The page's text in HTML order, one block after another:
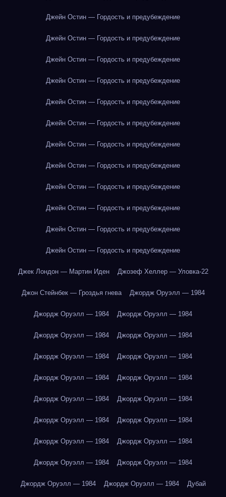
Джейн Остин — Гордость и предубеждение
Джейн Остин — Гордость и предубеждение
Джейн Остин — Гордость и предубеждение
Джейн Остин — Гордость и предубеждение
Джейн Остин — Гордость и предубеждение
Джейн Остин — Гордость и предубеждение
Джейн Остин — Гордость и предубеждение
Джейн Остин — Гордость и предубеждение
Джейн Остин — Гордость и предубеждение
Джейн Остин — Гордость и предубеждение
Джейн Остин — Гордость и предубеждение
Джейн Остин — Гордость и предубеждение
Джек Лондон — Мартин Иден Джозеф Хеллер — Уловка-22
Джон Стейнбек — Гроздья гнева Джордж Оруэлл — 1984
Джордж Оруэлл — 1984 Джордж Оруэлл — 1984
Джордж Оруэлл — 1984 Джордж Оруэлл — 1984
Джордж Оруэлл — 1984 Джордж Оруэлл — 1984
Джордж Оруэлл — 1984 Джордж Оруэлл — 1984
Джордж Оруэлл — 1984 Джордж Оруэлл — 1984
Джордж Оруэлл — 1984 Джордж Оруэлл — 1984
Джордж Оруэлл — 1984 Джордж Оруэлл — 1984
Джордж Оруэлл — 1984 Джордж Оруэлл — 1984
Джордж Оруэлл — 1984 Джордж Оруэлл — 1984 Дубай